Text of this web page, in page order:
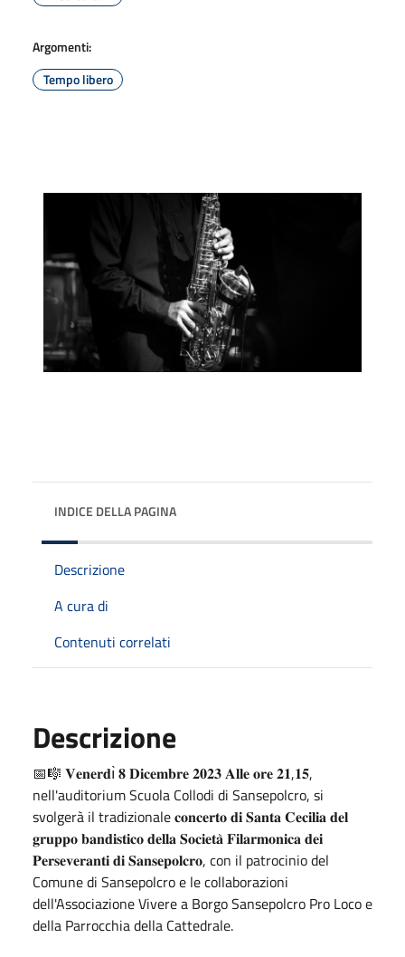
Argomenti:
Tempo libero
INDICE DELLA PAGINA
Descrizione
A cura di
Contenuti correlati
Descrizione
📅🎼 𝐕𝐞𝐧𝐞𝐫𝐝ı̀ 𝟖 𝐃𝐢𝐜𝐞𝐦𝐛𝐫𝐞 𝟐𝟎𝟐𝟑 𝐀𝐥𝐥𝐞 𝐨𝐫𝐞 𝟐𝟏,𝟏𝟓,
nell'auditorium Scuola Collodi di Sansepolcro, si
svolgerà il tradizionale 𝐜𝐨𝐧𝐜𝐞𝐫𝐭𝐨 𝐝𝐢 𝐒𝐚𝐧𝐭𝐚 𝐂𝐞𝐜𝐢𝐥𝐢𝐚 𝐝𝐞𝐥
𝐠𝐫𝐮𝐩𝐩𝐨 𝐛𝐚𝐧𝐝𝐢𝐬𝐭𝐢𝐜𝐨 𝐝𝐞𝐥𝐥𝐚 𝐒𝐨𝐜𝐢𝐞𝐭𝐚̀ 𝐅𝐢𝐥𝐚𝐫𝐦𝐨𝐧𝐢𝐜𝐚 𝐝𝐞𝐢
𝐏𝐞𝐫𝐬𝐞𝐯𝐞𝐫𝐚𝐧𝐭𝐢 𝐝𝐢 𝐒𝐚𝐧𝐬𝐞𝐩𝐨𝐥𝐜𝐫𝐨, con il patrocinio del
Comune di Sansepolcro e le collaborazioni
dell'Associazione Vivere a Borgo Sansepolcro Pro Loco e
della Parrocchia della Cattedrale.